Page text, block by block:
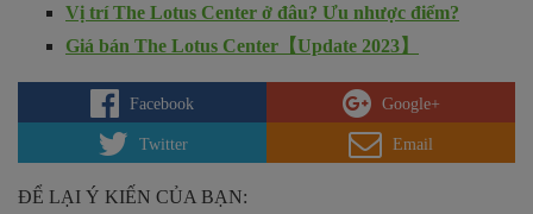
Vị trí The Lotus Center ở đâu? Ưu nhược điểm?
Giá bán The Lotus Center【Update 2023】
Facebook Google+
Twitter Email
ĐỂ LẠI Ý KIẾN CỦA BẠN: